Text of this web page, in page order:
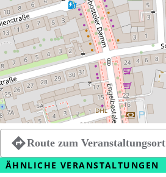
Route zum Veranstaltungsort
ÄHNLICHE VERANSTALTUNGEN